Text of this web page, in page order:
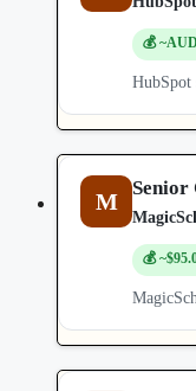
💰
HubSpot
M Senior
💰